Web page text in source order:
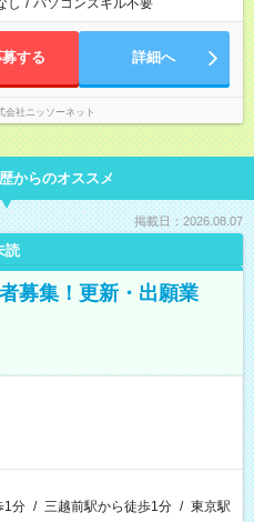
し / パソコンスキル不要
募する 詳細へ
会社ニッソーネット
からのオススメ
掲載日：2026.08.07
読
募集！更新・出願業
1分 / 三越前駅から徒歩1分 / 東京駅